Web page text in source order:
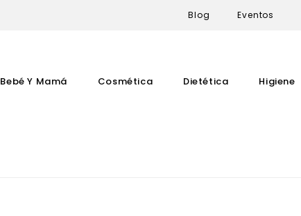
Blog Eventos
Bebé Y Mamá Cosmética Dietética Higiene